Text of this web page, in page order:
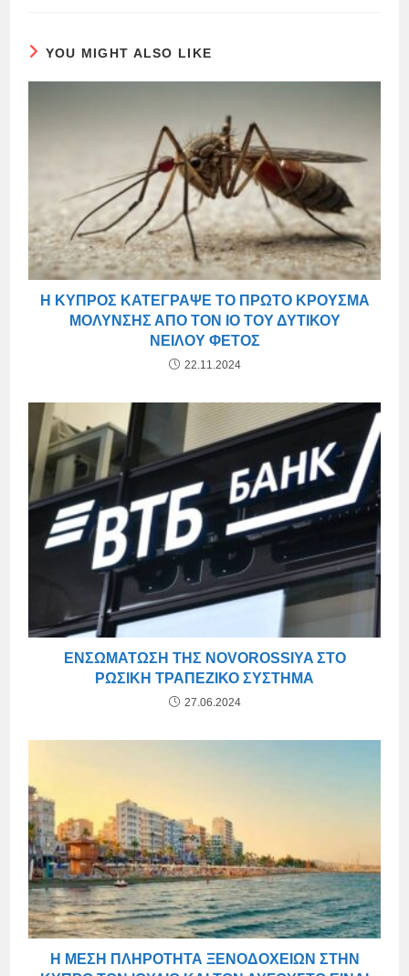
YOU MIGHT ALSO LIKE
Η ΚΎΠΡΟΣ ΚΑΤΈΓΡΑΨΕ ΤΟ ΠΡΏΤΟ ΚΡΟΎΣΜΑ
ΜΌΛΥΝΣΗΣ ΑΠΌ ΤΟΝ ΙΌ ΤΟΥ ΔΥΤΙΚΟΎ
ΝΕΊΛΟΥ ΦΈΤΟΣ
22.11.2024
ΕΝΣΩΜΆΤΩΣΗ ΤΗΣ NOVOROSSIYA ΣΤΟ
ΡΩΣΙΚΉ ΤΡΑΠΕΖΙΚΌ ΣΎΣΤΗΜΑ
27.06.2024
Η ΜΈΣΗ ΠΛΗΡΌΤΗΤΑ ΞΕΝΟΔΟΧΕΊΩΝ ΣΤΗΝ